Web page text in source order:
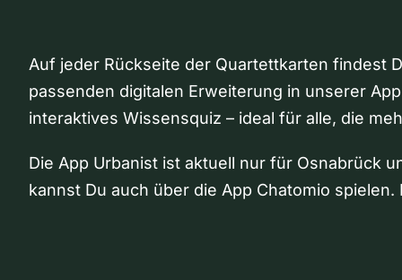
Auf jeder Rückseite der Quartettkarten findest
passenden digitalen Erweiterung in unserer
interaktives Wissensquiz – ideal für alle, die
Die App Urbanist ist aktuell nur für Osnabrück
kannst Du auch über die App Chatomio